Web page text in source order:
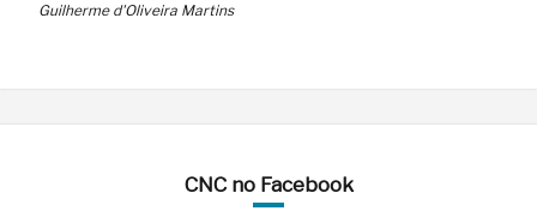
Guilherme d'Oliveira Martins
CNC no Facebook